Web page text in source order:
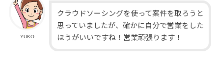
YUKO
クラウドソーシングを使って案件を取ろうと
思っていましたが、確かに自分で営業をした
ほうがいいですね！営業頑張ります！